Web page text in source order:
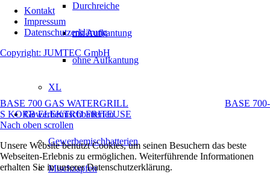
Durchreiche
mit Aufkantung
ohne Aufkantung
XL
Gewerbemischbatterien
Gewerbemischbatterien
Mischzapfen
Kontakt
Impressum
Datenschutzerklärung
Copyright: JUMTEC GmbH
BASE 700 GAS WATERGRILL
BASE 700-
S KORB ELEKTRO FRITEUSE
Nach oben scrollen
Unsere Website benutzt Cookies, um seinen Besuchern das beste
Webseiten-Erlebnis zu ermöglichen. Weiterführende Informationen
erhalten Sie in unserer Datenschutzerklärung.